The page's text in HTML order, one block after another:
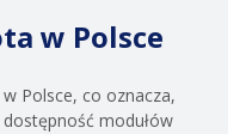
w Polsce
Polsce, co oznacza,
modułów